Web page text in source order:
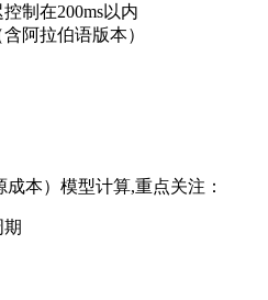
制在200ms以内
阿拉伯语版本）
本）模型计算,重点关注：